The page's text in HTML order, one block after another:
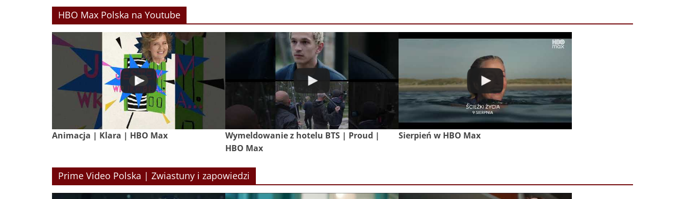
HBO Max Polska na Youtube
Animacja | Klara | HBO Max
Wymeldowanie z hotelu BTS | Proud |
HBO Max
Sierpień w HBO Max
Prime Video Polska | Zwiastuny i zapowiedzi